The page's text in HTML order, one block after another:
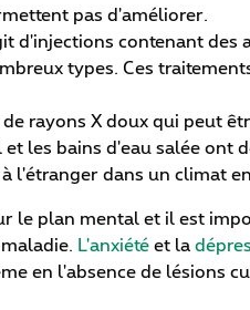
pas d'améliorer.
d'injections contenant
types. Ces
rayons X doux qui peut
et les bains d'eau salée ont
l'étranger dans un climat
le plan mental et il est
L'anxiété et la
en l'absence de lésions